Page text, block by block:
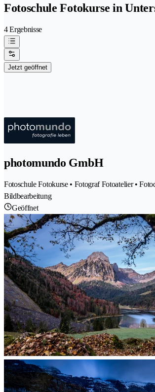
Fotoschule Fotokurse in
4 Ergebnisse
Jetzt geöffnet
photomundo GmbH
Fotoschule Fotokurse • Fotograf Fotoatelier •
Bildbearbeitung
Geöffnet